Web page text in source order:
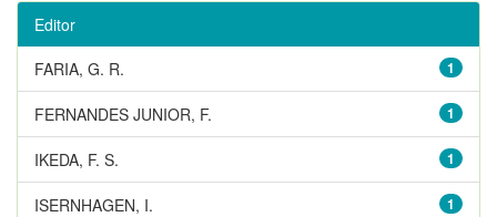
Editor
1
FARIA, G. R.
1
FERNANDES JUNIOR, F.
1
IKEDA, F. S.
1
ISERNHAGEN, I.